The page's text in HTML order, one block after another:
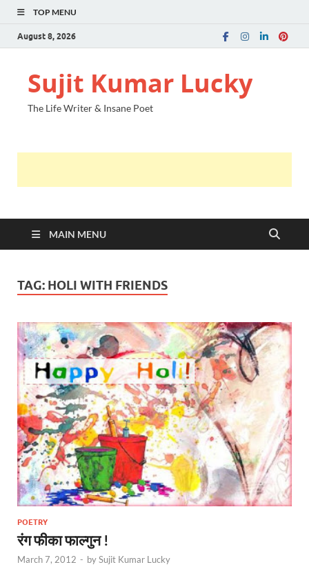
TOP MENU
August 8, 2026
Sujit Kumar Lucky
The Life Writer & Insane Poet
MAIN MENU
TAG: HOLI WITH FRIENDS
POETRY
रंग फीका फाल्गुन !
March 7, 2012 - bySujit Kumar Lucky